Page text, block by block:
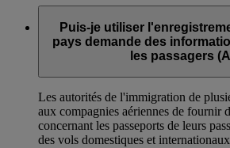
Puis-je utiliser
pays demande des
les passagers
Les autorités de l'immigration de
aux compagnies aériennes de fournir
concernant les passeports de leurs
des vols domestiques et